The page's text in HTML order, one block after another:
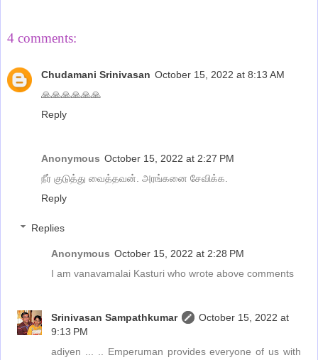
4 comments:
Chudamani Srinivasan October 15, 2022 at 8:13 AM
🙏🙏🙏🙏🙏🙏
Reply
Anonymous October 15, 2022 at 2:27 PM
நீர் குடுத்து வைத்தவன். அரங்கனை சேவிக்க.
Reply
Replies
Anonymous October 15, 2022 at 2:28 PM
I am vanavamalai Kasturi who wrote above comments
Srinivasan Sampathkumar
October 15, 2022 at
9:13 PM
adiyen ... .. Emperuman provides everyone of us with